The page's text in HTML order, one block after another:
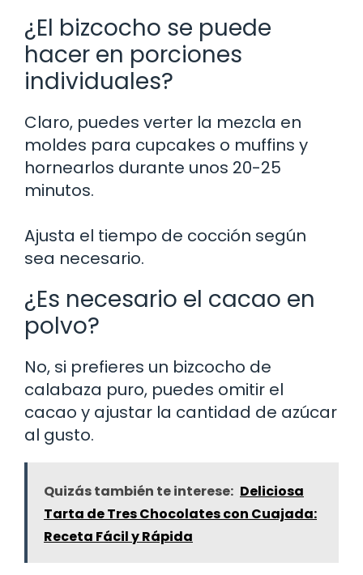
¿El bizcocho se puede
hacer en porciones
individuales?
Claro, puedes verter la mezcla en
moldes para cupcakes o muffins y
hornearlos durante unos 20-25
minutos.
Ajusta el tiempo de cocción según
sea necesario.
¿Es necesario el cacao en
polvo?
No, si prefieres un bizcocho de
calabaza puro, puedes omitir el
cacao y ajustar la cantidad de azúcar
al gusto.
Quizás también te interese: Deliciosa
Tarta de Tres Chocolates con Cuajada:
Receta Fácil y Rápida